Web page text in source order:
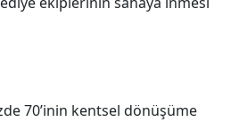
70’inin kentsel dönüşüme